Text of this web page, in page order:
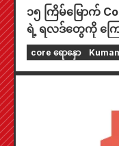
၁၅ ကြိမ်မြောက်
ရဲ့ ရလဒ်တွေကို ကြ
core ရောနှော